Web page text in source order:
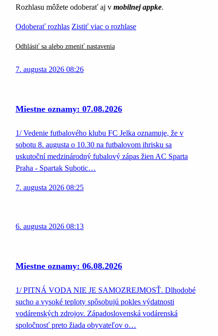
Rozhlasu môžete odoberať aj v mobilnej appke.
Odoberať rozhlas Zistiť viac o rozhlase
Odhlásiť sa alebo zmeniť nastavenia
7. augusta 2026 08:26
Miestne oznamy: 07.08.2026
1/ Vedenie futbalového klubu FC Jelka oznamuje, že v
sobotu 8. augusta o 10.30 na futbalovom ihrisku sa
uskutoční medzinárodný fubalový zápas žien AC Sparta
Praha - Spartak Subotic…
7. augusta 2026 08:25
6. augusta 2026 08:13
Miestne oznamy: 06.08.2026
1/ PITNÁ VODA NIE JE SAMOZREJMOSŤ. Dlhodobé
sucho a vysoké teploty spôsobujú pokles výdatnosti
vodárenských zdrojov. Západoslovenská vodárenská
spoločnosť preto žiada obyvateľov o…